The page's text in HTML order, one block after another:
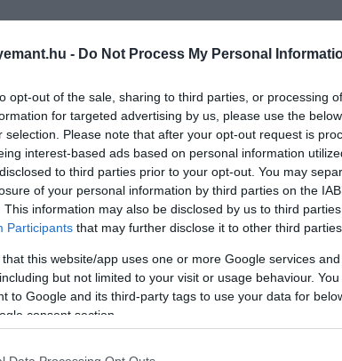
- Do Not Process My Personal
opt-out of the sale, sharing to third parties, or processing
for targeted advertising by us, please use the
selection. Please note that after your opt-out request is
interest-based ads based on personal information
to third parties prior to your opt-out. You may
of your personal information by third parties on the
This information may also be disclosed by us to third
Participants that may further disclose it to other third parties.
that this website/app uses one or more Google services
but not limited to your visit or usage behaviour.
to Google and its third-party tags to use your data for
consent section.